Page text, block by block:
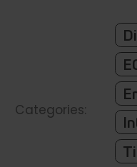
Categories: